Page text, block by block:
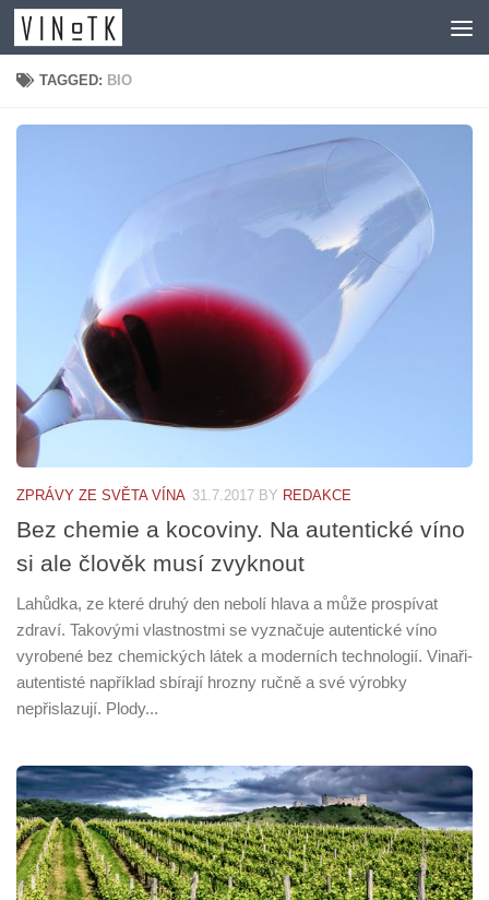
Skip to content
TAGGED: BIO
ZPRÁVY ZE SVĚTA VÍNA 31.7.2017 BY REDAKCE
Bez chemie a kocoviny. Na autentické víno
si ale člověk musí zvyknout
Lahůdka, ze které druhý den nebolí hlava a může prospívat
zdraví. Takovými vlastnostmi se vyznačuje autentické víno
vyrobené bez chemických látek a moderních technologií. Vinaři-
autentisté například sbírají hrozny ručně a své výrobky
nepřislazují. Plody...